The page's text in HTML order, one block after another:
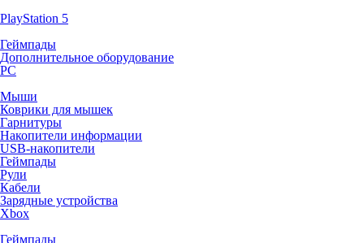
PlayStation 5
Геймпады
Дополнительное оборудование
PC
Мыши
Коврики для мышек
Гарнитуры
Накопители информации
USB-накопители
Геймпады
Рули
Кабели
Зарядные устройства
Xbox
Геймпады